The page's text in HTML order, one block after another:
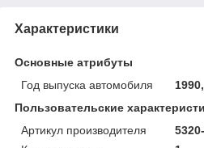
Характеристики
Основные атрибуты
Год выпуска автомобиля
Пользовательские
Артикул производителя